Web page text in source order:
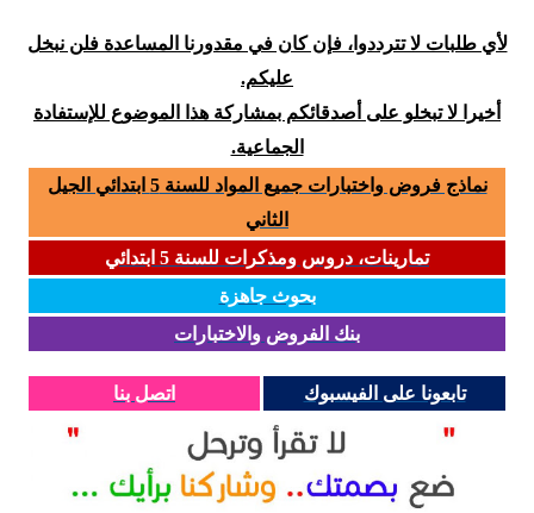
لأي طلبات لا تترددوا، فإن كان في مقدورنا المساعدة فلن نبخل
عليكم.
أخيرا لا تبخلو على أصدقائكم بمشاركة هذا الموضوع للإستفادة
الجماعية.
نماذج فروض واختبارات جميع المواد للسنة 5 ابتدائي الجيل
الثاني
تمارينات، دروس ومذكرات للسنة 5 ابتدائي
بحوث جاهزة
بنك الفروض والاختبارات
تابعونا على الفيسبوك اتصل بنا